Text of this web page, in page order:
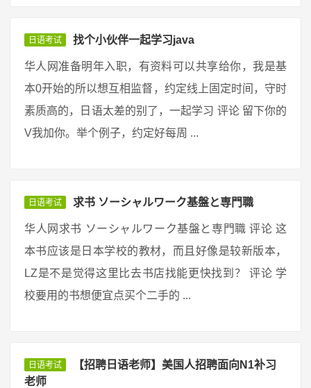
日语考试 找个小伙伴一起学习java
华人网准备明年入职，有资料可以共享给你，我是基
本0开始的所以想互相监督，约定线上固定时间，守时
素质高的，日语太差的别了，一起学习 评论 留下你的
V我加你。举个例子，约定好每周 ...
日语考试 求书 ソーシャルワーク基盤と専門職
华人网求书 ソーシャルワーク基盤と専門職 评论 这
本书应该是日本学校的教材，而且好像是较新版本，
LZ是不是觉得这里比去书店找能更快找到？ 评论 学
校要用的书想便宜点买个二手的 ...
日语考试
【招聘日语老师】美国人招聘面向N1补习
老师